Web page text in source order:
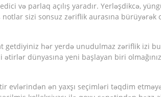
və parlaq açılış yaradır. Yerləşdikcə,
sizi sonsuz zəriflik aurasına bürüyərək
hər yerdə unudulmaz zəriflik izi
dünyasına yeni başlayan biri
evlərindən ən yaxşı seçimləri təqdim